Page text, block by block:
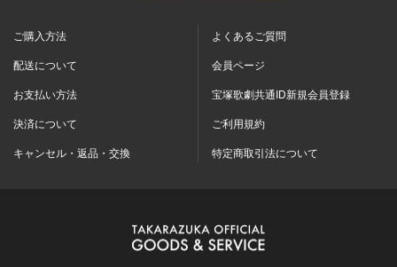
ご購入方法
配送について
お支払い方法
決済について
キャンセル・返品・交換
よくあるご質問
会員ページ
宝塚歌劇共通ID新規会員登録
ご利用規約
特定商取引法について